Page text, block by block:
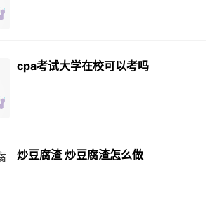
cpa考试大学在校可以考吗
炒豆腐渣 炒豆腐渣怎么做